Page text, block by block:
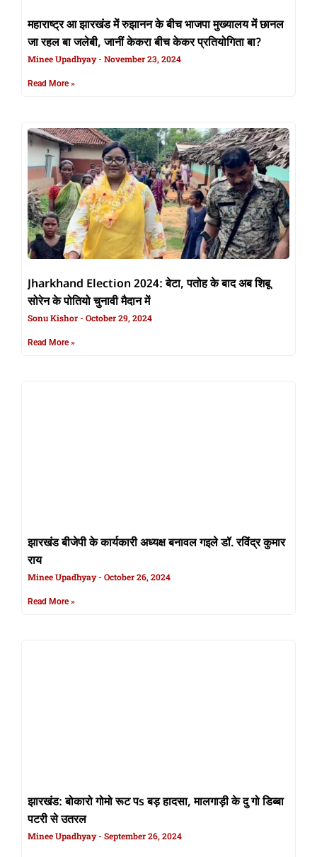
महाराष्ट्र आ झारखंड में रुझानन के बीच भाजपा मुख्यालय में छानल
जा रहल बा जलेबी, जानीं केकरा बीच केकर प्रतियोगिता बा?
Minee Upadhyay November 23, 2024
Read More »
Jharkhand Election 2024: बेटा, पतोह के बाद अब शिबू
सोरेन के पोतियो चुनावी मैदान में
Sonu Kishor October 29, 2024
Read More »
झारखंड बीजेपी के कार्यकारी अध्यक्ष बनावल गइले डॉ. रविंद्र कुमार
राय
Minee Upadhyay October 26, 2024
Read More »
झारखंड: बोकारो गोमो रूट पs बड़ हादसा, मालगाड़ी के दु गो डिब्बा
पटरी से उतरल
Minee Upadhyay September 26, 2024